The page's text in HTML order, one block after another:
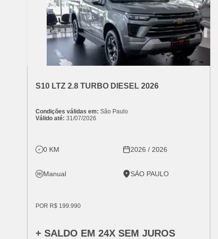
VARIANT:CHEVROLET
S10 LTZ 2.8 TURBO DIESEL 2026
Condições válidas em: São Paulo
Válido até: 31/07/2026
0 KM 2026 / 2026
Manual SÃO PAULO
POR R$ 199.990
+ SALDO EM 24X SEM JUROS